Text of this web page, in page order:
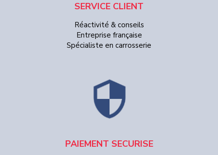
SERVICE CLIENT
Réactivité & conseils
Entreprise française
Spécialiste en carrosserie
PAIEMENT SECURISE